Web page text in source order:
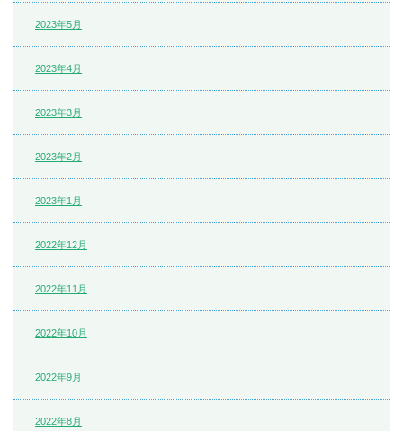
2023年5月
2023年4月
2023年3月
2023年2月
2023年1月
2022年12月
2022年11月
2022年10月
2022年9月
2022年8月